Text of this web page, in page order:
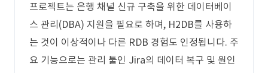
프로젝트는 은행 채널 신규 구축을 위한 데이터베이
스 관리(DBA) 지원을 필요로 하며, H2DB를 사용하
는 것이 이상적이나 다른 RDB 경험도 인정됩니다. 주
요 기능으로는 관리 툴인 Jira의 데이터 복구 및 원인